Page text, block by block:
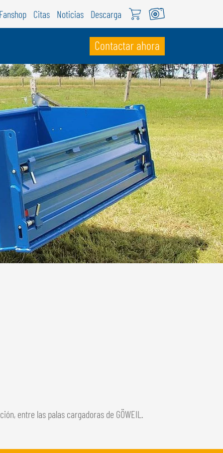
Schweiz
Fanshop Citas Noticias Descarga
Contactar ahora
entre las palas cargadoras de GÖWEIL.